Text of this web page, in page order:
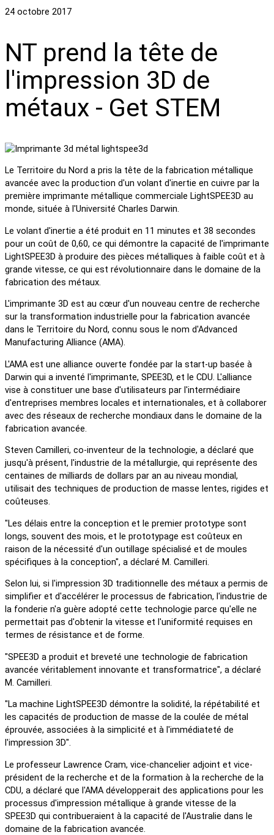
24 octobre 2017
NT prend la tête de
l'impression 3D de
métaux - Get STEM
Le Territoire du Nord a pris la tête de la fabrication métallique
avancée avec la production d'un volant d'inertie en cuivre par la
première imprimante métallique commerciale LightSPEE3D au
monde, située à l'Université Charles Darwin.
Le volant d'inertie a été produit en 11 minutes et 38 secondes
pour un coût de 0,60, ce qui démontre la capacité de l'imprimante
LightSPEE3D à produire des pièces métalliques à faible coût et à
grande vitesse, ce qui est révolutionnaire dans le domaine de la
fabrication des métaux.
L'imprimante 3D est au cœur d'un nouveau centre de recherche
sur la transformation industrielle pour la fabrication avancée
dans le Territoire du Nord, connu sous le nom d'Advanced
Manufacturing Alliance (AMA).
L'AMA est une alliance ouverte fondée par la start-up basée à
Darwin qui a inventé l'imprimante, SPEE3D, et le CDU. L'alliance
vise à constituer une base d'utilisateurs par l'intermédiaire
d'entreprises membres locales et internationales, et à collaborer
avec des réseaux de recherche mondiaux dans le domaine de la
fabrication avancée.
Steven Camilleri, co-inventeur de la technologie, a déclaré que
jusqu'à présent, l'industrie de la métallurgie, qui représente des
centaines de milliards de dollars par an au niveau mondial,
utilisait des techniques de production de masse lentes, rigides et
coûteuses.
"Les délais entre la conception et le premier prototype sont
longs, souvent des mois, et le prototypage est coûteux en
raison de la nécessité d'un outillage spécialisé et de moules
spécifiques à la conception", a déclaré M. Camilleri.
Selon lui, si l'impression 3D traditionnelle des métaux a permis de
simplifier et d'accélérer le processus de fabrication, l'industrie de
la fonderie n'a guère adopté cette technologie parce qu'elle ne
permettait pas d'obtenir la vitesse et l'uniformité requises en
termes de résistance et de forme.
"SPEE3D a produit et breveté une technologie de fabrication
avancée véritablement innovante et transformatrice", a déclaré
M. Camilleri.
"La machine LightSPEE3D démontre la solidité, la répétabilité et
les capacités de production de masse de la coulée de métal
éprouvée, associées à la simplicité et à l'immédiateté de
l'impression 3D".
Le professeur Lawrence Cram, vice-chancelier adjoint et vice-
président de la recherche et de la formation à la recherche de la
CDU, a déclaré que l'AMA développerait des applications pour les
processus d'impression métallique à grande vitesse de la
SPEE3D qui contribueraient à la capacité de l'Australie dans le
domaine de la fabrication avancée.